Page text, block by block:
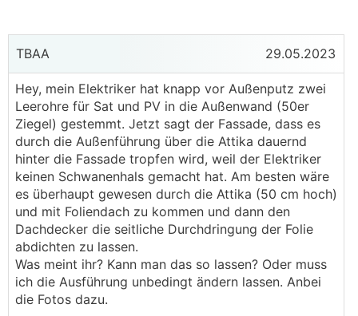
TBAA 29.05.2023
Hey, mein Elektriker hat knapp vor Außenputz zwei
Leerohre für Sat und PV in die Außenwand (50er
Ziegel) gestemmt. Jetzt sagt der Fassade, dass es
durch die Außenführung über die Attika dauernd
hinter die Fassade tropfen wird, weil der Elektriker
keinen Schwanenhals gemacht hat. Am besten wäre
es überhaupt gewesen durch die Attika (50 cm hoch)
und mit Foliendach zu kommen und dann den
Dachdecker die seitliche Durchdringung der Folie
abdichten zu lassen.
Was meint ihr? Kann man das so lassen? Oder muss
ich die Ausführung unbedingt ändern lassen. Anbei
die Fotos dazu.